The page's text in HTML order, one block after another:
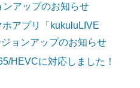
ンアップのお知らせ
ホアプリ「kukuluLIVE
ョンアップのお知らせ
HEVCに対応しました！